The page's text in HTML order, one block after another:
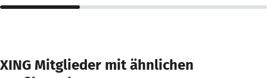
XING Mitglieder mit ähnlichen